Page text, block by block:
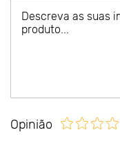
Opinião